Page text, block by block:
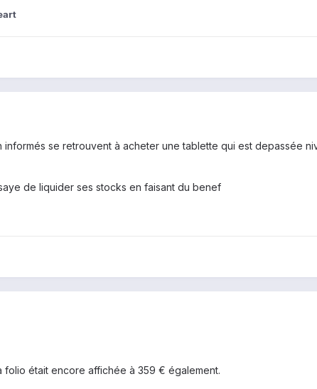
se retrouvent à acheter une tablette qui est depassée
de liquider ses stocks en faisant du benef
était encore affichée à 359 € également.